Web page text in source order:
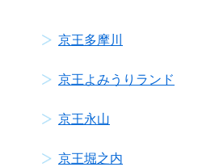
京王多摩川
京王よみうりランド
京王永山
京王堀之内